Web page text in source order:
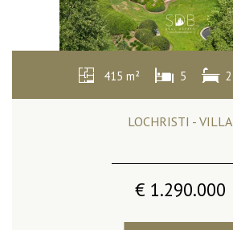
415 m² 5 2
LOCHRISTI - VILLA
€ 1.290.000